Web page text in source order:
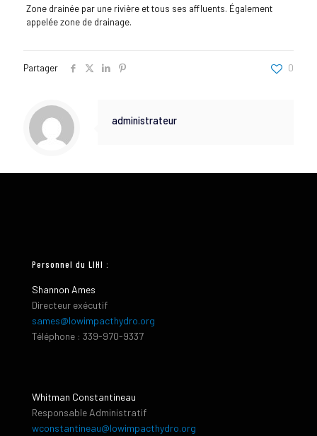
Zone drainée par une rivière et tous ses affluents. Également
appelée zone de drainage.
Partager 0
administrateur
Personnel du LIHI :
Shannon Ames
Directeur exécutif
sames@lowimpacthydro.org
Téléphone : 339-970-9337
Whitman Constantineau
Responsable Administratif
wconstantineau@lowimpacthydro.org